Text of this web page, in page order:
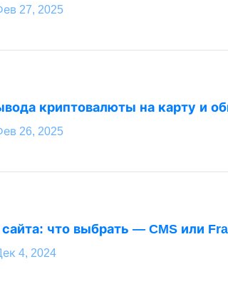
27, 2025
криптовалюты на карту и
26, 2025
сайта: что выбрать — CMS или
4, 2024